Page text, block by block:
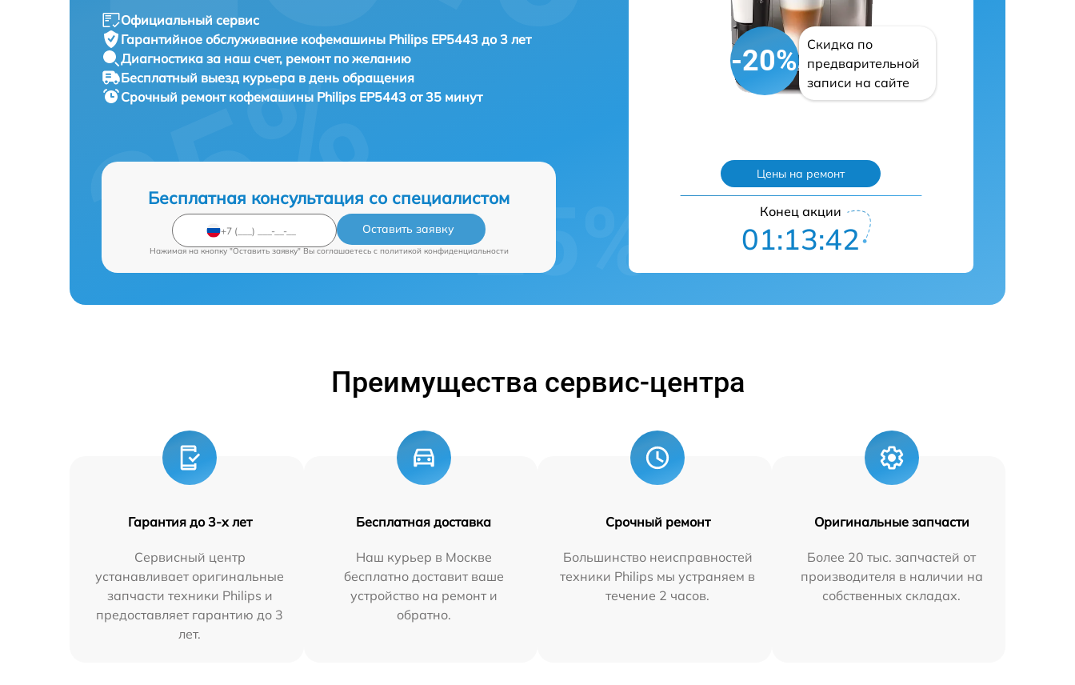
Официальный сервис
Гарантийное обслуживание кофемашины Philips EP5443 до 3 лет
Диагностика за наш счет, ремонт по желанию
Бесплатный выезд курьера в день обращения
Срочный ремонт кофемашины Philips EP5443 от 35 минут
Бесплатная консультация со специалистом
Оставить заявку
Нажимая на кнопку "Оставить заявку" Вы соглашаетесь c политикой конфиденциальности
-20%
Скидка по
предварительной
записи на сайте
Цены на ремонт
Конец акции
01:13:42
Преимущества сервис-центра
Гарантия до 3-х лет
Сервисный центр
устанавливает оригинальные
запчасти техники Philips и
предоставляет гарантию до 3
лет.
Бесплатная доставка
Наш курьер в Москве
бесплатно доставит ваше
устройство на ремонт и
обратно.
Срочный ремонт
Большинство неисправностей
техники Philips мы устраняем в
течение 2 часов.
Оригинальные запчасти
Более 20 тыс. запчастей от
производителя в наличии на
собственных складах.